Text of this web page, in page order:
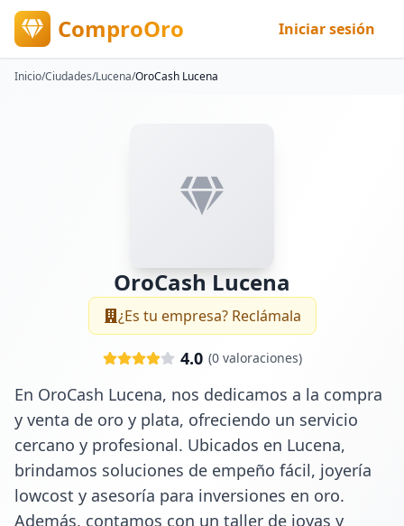
ComproOro Iniciar sesión
Inicio/Ciudades/Lucena/OroCash Lucena
OroCash Lucena
¿Es tu empresa? Reclámala
4.0 (0valoraciones)
En OroCash Lucena, nos dedicamos a la compra
y venta de oro y plata, ofreciendo un servicio
cercano y profesional. Ubicados en Lucena,
brindamos soluciones de empeño fácil, joyería
lowcost y asesoría para inversiones en oro.
Además, contamos con un taller de joyas y